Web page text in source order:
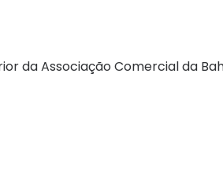
da Associação Comercial da